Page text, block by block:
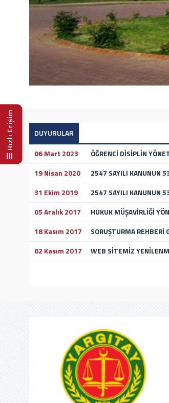
Hızlı Erişim DUYURULAR
06 Mart 2023
ÖĞRENCİ DİSİPLİN
19 Nisan 2020
2547 SAYILI KANUNUN
31 Ekim 2019
2547 SAYILI KANUNUN
05 Aralık 2017
HUKUK MÜŞAVİRLİĞİ
18 Kasım 2017
SORUŞTURMA REHBERİ
02 Kasım 2017
WEB SİTEMİZ